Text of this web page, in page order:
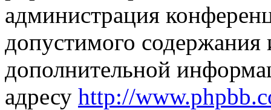
администрация
допустимого
дополнительной
адресу http://